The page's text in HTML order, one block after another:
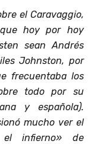
el Caravaggio,
hoy por hoy
sean Andrés
Johnston, por
frecuentaba los
todo por su
y española).
mucho ver el
infierno» de